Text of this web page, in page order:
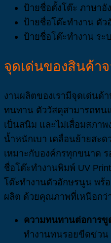
ป้ายชื่อตั้งโต๊ะ ภาษาอั
ป้ายชื่อโต๊ะทำงาน ตัว
ป้ายชื่อโต๊ะทำงาน ระ
จุดเด่นของสินค้า
งานผลิตของเรามีจุดเด่นด้
ทนทาน ตัววัสดุสามารถทน
เป็นสนิม และไม่เสื่อมสภาพ
น้ำหนักเบา เคลื่อนย้ายสะ
เหมาะกับองค์กรทุกขนาด ร
ชื่อโต๊ะทำงานพิมพ์ UV
โต๊ะทำงานตัวอักษรนูน พร้
ผลิต ด้วยคุณภาพที่เหนือกว่
ความทนทานต่อการขู
ทำงานทนรอยขีดข่วน